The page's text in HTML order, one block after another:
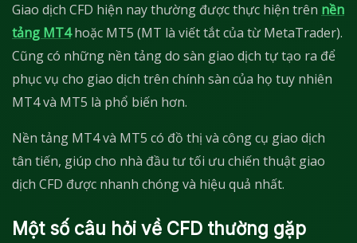
Giao dịch CFD hiện nay thường được thực hiện trên nền
tảng MT4hoặc MT5 (MT là viết tắt của từ MetaTrader).
Cũng có những nền tảng do sàn giao dịch tự tạo ra để
phục vụ cho giao dịch trên chính sàn của họ tuy nhiên
MT4 và MT5 là phổ biến hơn.
Nền tảng MT4 và MT5 có đồ thị và công cụ giao dịch
tân tiến, giúp cho nhà đầu tư tối ưu chiến thuật giao
dịch CFD được nhanh chóng và hiệu quả nhất.
Một số câu hỏi về CFD thường gặp